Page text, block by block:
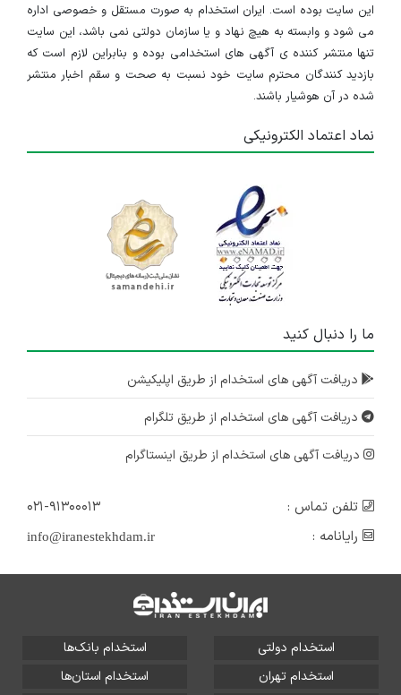
این سایت بوده است. ایران استخدام به صورت مستقل و خصوصی اداره
می شود و وابسته به هیچ نهاد و یا سازمان دولتی نمی باشد، این سایت
تنها منتشر کننده ی آگهی های استخدامی بوده و بنابراین لازم است که
بازدید کنندگان محترم سایت خود نسبت به صحت و سقم اخبار منتشر
شده در آن هوشیار باشند.
نماد اعتماد الکترونیکی
ما را دنبال کنید
دریافت آگهی های استخدام از طریق اپلیکیشن
دریافت آگهی های استخدام از طریق تلگرام
دریافت آگهی های استخدام از طریق اینستاگرام
تلفن تماس :
۰۲۱-۹۱۳۰۰۰۱۳
رایانامه :
info@iranestekhdam.ir
استخدام دولتی
استخدام بانک‌ها
استخدام تهران
استخدام استان‌ها